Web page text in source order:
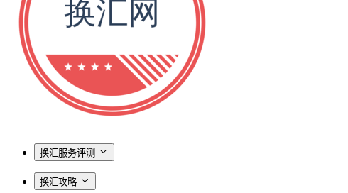
换汇服务评测
换汇攻略